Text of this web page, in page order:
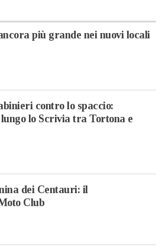
più grande nei nuovi locali
contro lo spaccio:
lo Scrivia tra Tortona e
dei Centauri: il
Club